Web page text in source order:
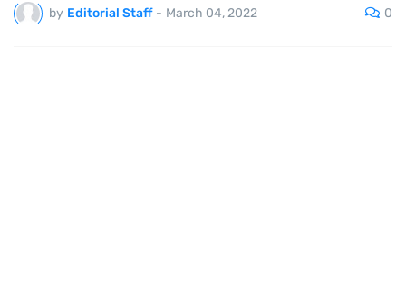
by Editorial Staff - March 04, 2022 0